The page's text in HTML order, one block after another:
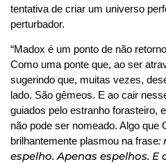
tentativa de criar um universo
perturbador.
“Madox é um ponto de não
Como uma ponte que, ao ser
sugerindo que, muitas vezes,
lado. São gêmeos. E ao cair
guiados pelo estranho forasteiro,
não pode ser nomeado. Algo que
brilhantemente plasmou na frase:
espelho. Apenas espelhos. E